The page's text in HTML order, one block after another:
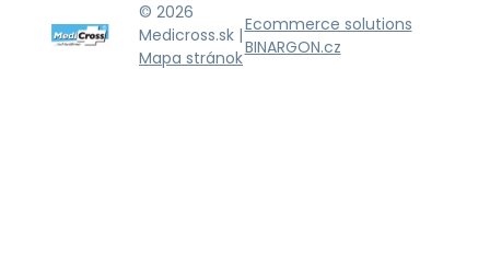
© 2026
Medicross.sk |
Mapa stránok
Ecommerce solutions
BINARGON.cz